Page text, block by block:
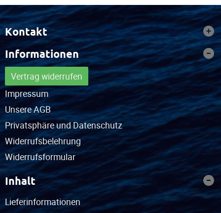
Kontakt
Informationen
Vertrag widerrufen
Impressum
Unsere AGB
Privatsphäre und Datenschutz
Widerrufsbelehrung
Widerrufsformular
Inhalt
Lieferinformationen